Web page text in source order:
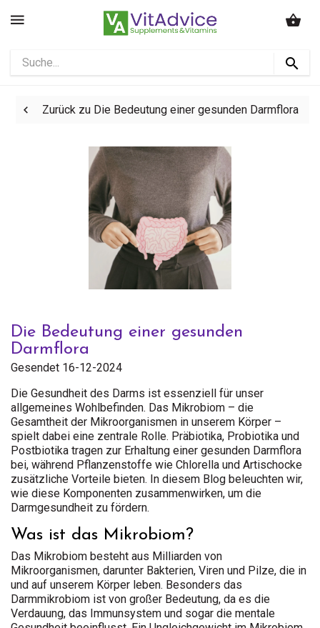
Zurück zu Die Bedeutung einer gesunden Darmflora
Die Bedeutung einer gesunden
Darmflora
Gesendet 16-12-2024
Die Gesundheit des Darms ist essenziell für unser
allgemeines Wohlbefinden. Das Mikrobiom – die
Gesamtheit der Mikroorganismen in unserem Körper –
spielt dabei eine zentrale Rolle. Präbiotika, Probiotika und
Postbiotika tragen zur Erhaltung einer gesunden Darmflora
bei, während Pflanzenstoffe wie Chlorella und Artischocke
zusätzliche Vorteile bieten. In diesem Blog beleuchten wir,
wie diese Komponenten zusammenwirken, um die
Darmgesundheit zu fördern.
Was ist das Mikrobiom?
Das Mikrobiom besteht aus Milliarden von
Mikroorganismen, darunter Bakterien, Viren und Pilze, die in
und auf unserem Körper leben. Besonders das
Darmmikrobiom ist von großer Bedeutung, da es die
Verdauung, das Immunsystem und sogar die mentale